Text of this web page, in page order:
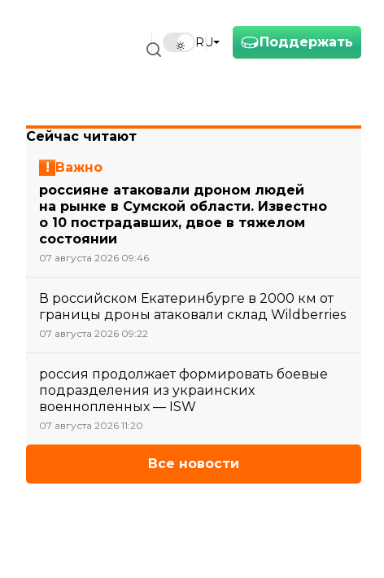
Поддержать
RU
Сейчас читают
Важно
россияне атаковали дроном людей
на рынке в Сумской области. Известно
о 10 пострадавших, двое в тяжелом
состоянии
07 августа 2026 09:46
В российском Екатеринбурге в 2000 км от
границы дроны атаковали склад Wildberries
07 августа 2026 09:22
россия продолжает формировать боевые
подразделения из украинских
военнопленных — ISW
07 августа 2026 11:20
Все новости